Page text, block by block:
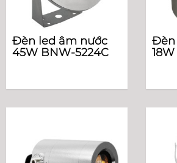
Đèn led âm nước
45W BNW-5224C
Đèn